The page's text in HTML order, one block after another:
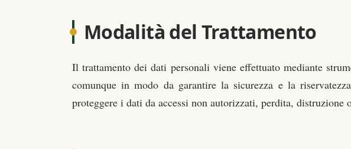
Modalità del Trattamento
Il trattamento dei dati personali viene effettuato mediante
comunque in modo da garantire la sicurezza e la
proteggere i dati da accessi non autorizzati, perdita, distruzione